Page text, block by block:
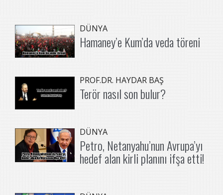
DÜNYA
Hamaney’e Kum’da veda töreni
PROF.DR. HAYDAR BAŞ
Terör nasıl son bulur?
DÜNYA
Petro, Netanyahu’nun Avrupa’yı
hedef alan kirli planını ifşa etti!